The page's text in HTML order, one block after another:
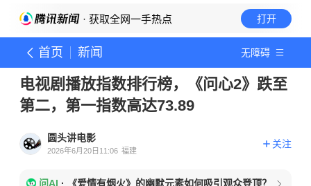
· 获取全网一手热点 打开
首页 新闻 无障碍
电视剧播放指数排行榜，《问心2》跌至
第二，第一指数高达73.89
圆头讲电影
2026年6月20日11:06 福建
关注
问AI · 《爱情有烟火》的幽默元素如何吸引观众登顶？